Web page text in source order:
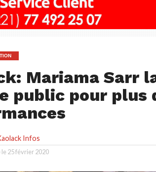
Mariama Sarr
public pour plus
Infos
le 25 février 2020